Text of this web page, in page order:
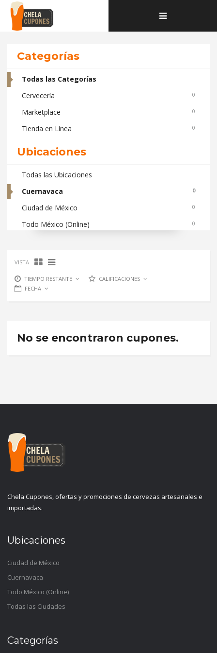
Toggle
navigation
Home Deals and coupons ubicados en Cuernavaca
Categorías
Todas las Categorías
Cervecería
0
Marketplace 0
Tienda en Línea 0
Ubicaciones
Todas las Ubicaciones
Cuernavaca
0
Ciudad de México 0
Todo México (Online) 0
VISTA
TIEMPO RESTANTE
CALIFICACIONES
FECHA
No se encontraron cupones.
Chela Cupones, ofertas y promociones de cervezas artesanales e
importadas.
Ubicaciones
Ciudad de México
Cuernavaca
Todo México (Online)
Todas las Ciudades
Categorías